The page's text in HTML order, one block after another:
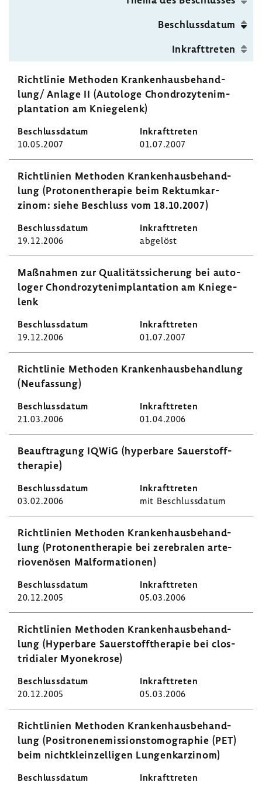
Beschluss­datum
Inkraft­treten
Richt­linie Methoden Kran­ken­haus­be­hand­
lung/ Anlage II (Auto­loge Chon­dro­zy­ten­im­
plan­ta­tion am Knie­ge­lenk)
10.05.2007 01.07.2007
Richt­li­nien Methoden Kran­ken­haus­be­hand­
lung (Proto­nen­the­rapie beim Rekt­um­kar­
zinom: siehe Beschluss vom 18.10.2007)
19.12.2006 abge­löst
Maßnahmen zur Quali­täts­si­che­rung bei auto­
loger Chon­dro­zy­ten­im­plan­ta­tion am Knie­ge­
lenk
19.12.2006 01.07.2007
Richt­linie Methoden Kran­ken­haus­be­hand­lung
(Neufas­sung)
21.03.2006 01.04.2006
Beauf­tra­gung IQWiG (hyper­bare Sauer­stoff­
the­rapie)
03.02.2006 mit Beschluss­datum
Richt­li­nien Methoden Kran­ken­haus­be­hand­
lung (Proto­nen­the­rapie bei zere­bralen arte­
rio­ve­nösen Malfor­ma­tionen)
20.12.2005 05.03.2006
Richt­li­nien Methoden Kran­ken­haus­be­hand­
lung (Hyper­bare Sauer­stoff­the­rapie bei clos­
tri­dialer Myone­krose)
20.12.2005 05.03.2006
Richt­li­nien Methoden Kran­ken­haus­be­hand­
lung (Posi­tro­nen­emis­si­ons­to­mo­gra­phie (PET)
beim nicht­klein­zelligen Lungen­kar­zinom)